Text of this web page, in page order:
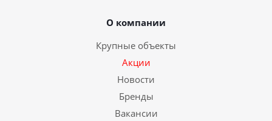
О компании
Крупные объекты
Акции
Новости
Бренды
Вакансии